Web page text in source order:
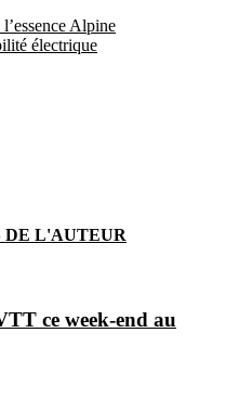
Alpine
électrique
DE L'AUTEUR
ce week-end au